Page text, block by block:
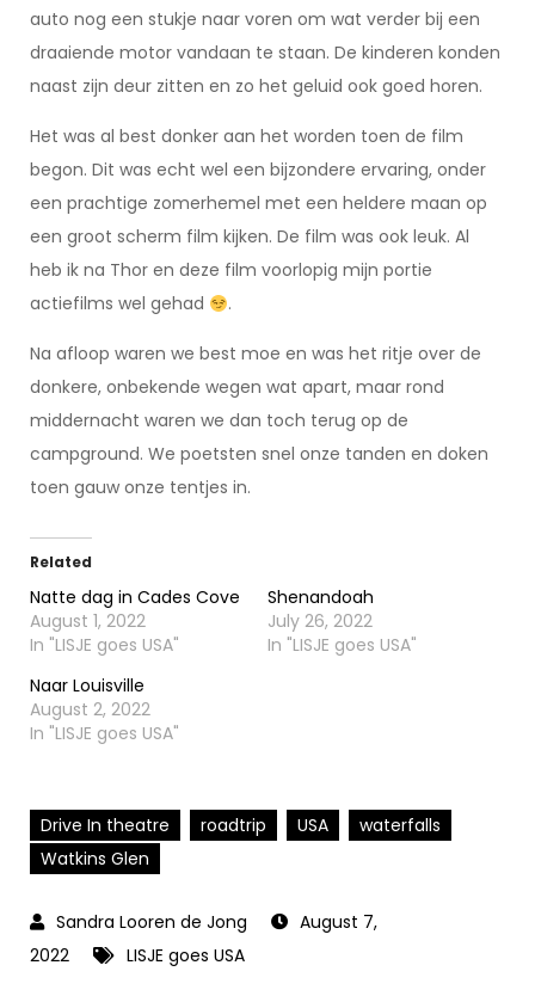
auto nog een stukje naar voren om wat verder bij een
draaiende motor vandaan te staan. De kinderen konden
naast zijn deur zitten en zo het geluid ook goed horen.
Het was al best donker aan het worden toen de film
begon. Dit was echt wel een bijzondere ervaring, onder
een prachtige zomerhemel met een heldere maan op
een groot scherm film kijken. De film was ook leuk. Al
heb ik na Thor en deze film voorlopig mijn portie
actiefilms wel gehad
.
Na afloop waren we best moe en was het ritje over de
donkere, onbekende wegen wat apart, maar rond
middernacht waren we dan toch terug op de
campground. We poetsten snel onze tanden en doken
toen gauw onze tentjes in.
Related
Natte dag in Cades Cove
August 1, 2022
In "LISJE goes USA"
Shenandoah
July 26, 2022
In "LISJE goes USA"
Naar Louisville
August 2, 2022
In "LISJE goes USA"
Drive In theatre roadtrip USA
waterfalls
Watkins Glen
August 7,
2022
LISJE goes USA